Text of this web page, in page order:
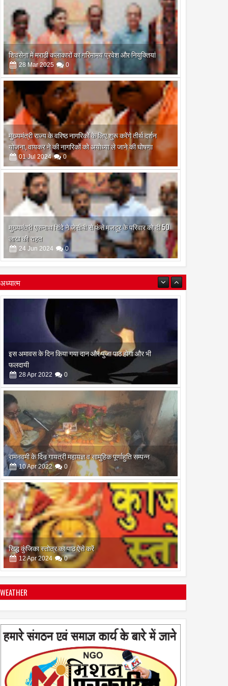
शिवसेना में मराठी कलाकारों का गरिमामय प्रवेश और नियुक्तियां
28 Mar 2025 0
मुख्यमंत्री राज्य के वरिष्ठ नागरिकों के लिए शुरू करेंगे तीर्थ दर्शन
योजना, वायकर ने की नागरिकों को अयोध्या ले जाने की घोषणा
01 Jul 2024 0
मुख्यमंत्री एकनाथ शिंदे ने जेसीबी से फंसे मजदूर के परिवार को दी 50
लाख की राहत
24 Jun 2024 0
अध्यात्म
इस अमावस के दिन किया गया दान और पुजा पाठ होगा और भी
फलदायी
28Apr 2022 0
रामनवमी के दिन गायत्री महायज्ञ व सामुहिक पूर्णाहुति सम्पन्न
10Apr 2022 0
सिद्ध कुंजिका स्तोत्र का पाठ ऐसे करें
12Apr 2024 0
स्त्रियां गुरु क्यों नही बन सकती
2022 0
WEATHER